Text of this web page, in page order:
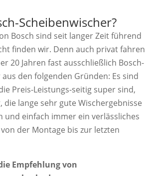
Scheibenwischer?
Bosch sind seit langer Zeit führend
finden wir. Denn auch privat fahren
20 Jahren fast ausschließlich Bosch-
den folgenden Gründen: Es sind
Preis-Leistungs-seitig super sind,
die lange sehr gute Wischergebnisse
und einfach immer ein verlässliches
der Montage bis zur letzten
Empfehlung von